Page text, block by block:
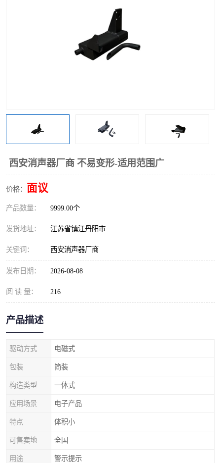
西安消声器厂商 不易变形-适用范围广
价格： 面议
产品数量： 9999.00个
发货地址： 江苏省镇江丹阳市
关键词： 西安消声器厂商
发布日期： 2026-08-08
阅 读 量： 216
产品描述
驱动方式 电磁式
包装 简装
构造类型 一体式
应用场景 电子产品
特点 体积小
可售卖地 全国
用途 警示提示